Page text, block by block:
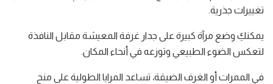
تغييرات جذرية.
يمكنكِ وضع مرآة كبيرة على جدار غرفة المعيشة مقابل النافذة
لتعكس الضوء الطبيعي وتوزعه في أنحاء المكان.
في الممرات أو الغرف الضيقة، تساعد المرايا الطولية على منح